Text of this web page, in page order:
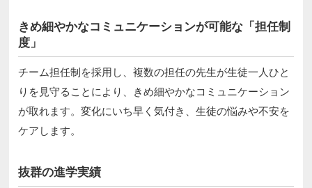
きめ細やかなコミュニケーションが可能な「担任制
度」
チーム担任制を採用し、複数の担任の先生が生徒一人ひと
りを見守ることにより、きめ細やかなコミュニケーション
が取れます。変化にいち早く気付き、生徒の悩みや不安を
ケアします。
抜群の進学実績